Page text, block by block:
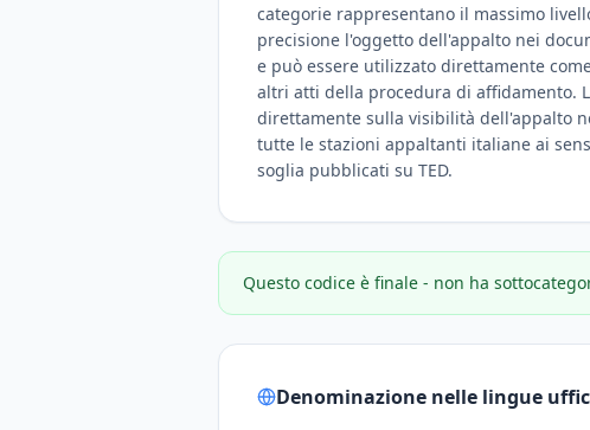
categorie rappresentano il massimo
precisione l'oggetto dell'appalto nei
e può essere utilizzato direttamente
altri atti della procedura di affidamento.
direttamente sulla visibilità dell'appalto
tutte le stazioni appaltanti italiane ai
soglia pubblicati su TED.
Questo codice è finale - non ha
Denominazione nelle lingue